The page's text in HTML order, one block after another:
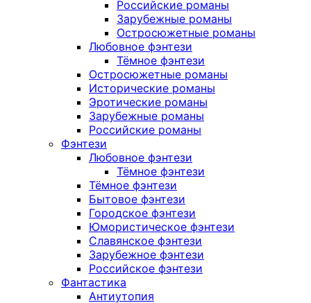
Российские романы
Зарубежные романы
Остросюжетные романы
Любовное фэнтези
Тёмное фэнтези
Остросюжетные романы
Исторические романы
Эротические романы
Зарубежные романы
Российские романы
Фэнтези
Любовное фэнтези
Тёмное фэнтези
Тёмное фэнтези
Бытовое фэнтези
Городское фэнтези
Юмористическое фэнтези
Славянское фэнтези
Зарубежное фэнтези
Российское фэнтези
Фантастика
Антиутопия